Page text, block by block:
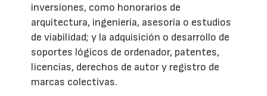
inversiones, como honorarios de
arquitectura, ingeniería, asesoría o estudios
de viabilidad; y la adquisición o desarrollo de
soportes lógicos de ordenador, patentes,
licencias, derechos de autor y registro de
marcas colectivas.